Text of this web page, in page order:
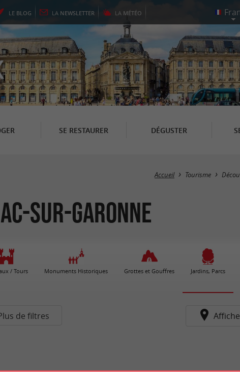
LE BLOG LA NEWSLETTER LA MÉTÉO
SE RESTAURER DÉGUSTER
Accueil Tourisme
sur-Garonne
/ Tours Monuments Historiques Grottes et Gouffres Jardins, Parcs
de filtres